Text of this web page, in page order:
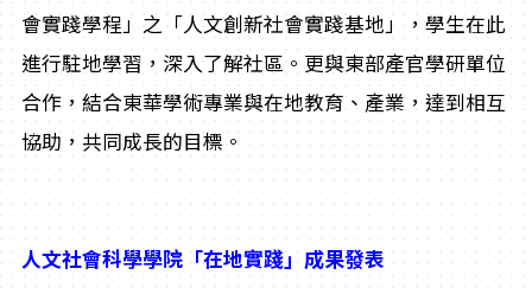
會實踐學程」之「人文創新社會實踐基地」，學生在此
進行駐地學習，深入了解社區。更與東部產官學研單位
合作，結合東華學術專業與在地教育、產業，達到相互
協助，共同成長的目標。
人文社會科學學院「在地實踐」成果發表